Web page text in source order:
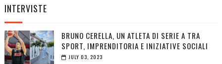
INTERVISTE
BRUNO CERELLA, UN ATLETA DI SERIE A TRA
SPORT, IMPRENDITORIA E INIZIATIVE SOCIALI
JULY 03, 2023